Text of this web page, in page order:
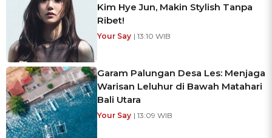
Kim Hye Jun, Makin Stylish Tanpa
Ribet!
Your Say | 13:10 WIB
Garam Palungan Desa Les: Menjaga
Warisan Leluhur di Bawah Matahari
Bali Utara
Your Say | 13:09 WIB